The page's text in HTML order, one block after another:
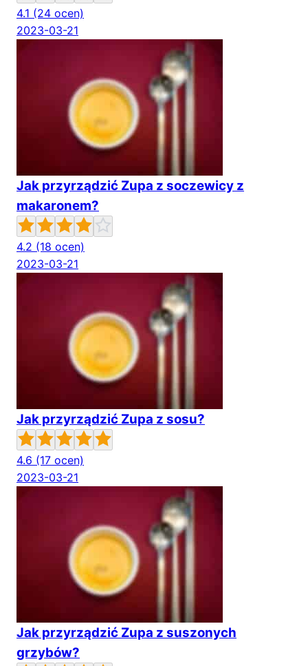
4.1 (24 ocen)
2023-03-21
Jak przyrządzić Zupa z soczewicy z
makaronem?
4.2 (18 ocen)
2023-03-21
Jak przyrządzić Zupa z sosu?
4.6 (17 ocen)
2023-03-21
Jak przyrządzić Zupa z suszonych
grzybów?